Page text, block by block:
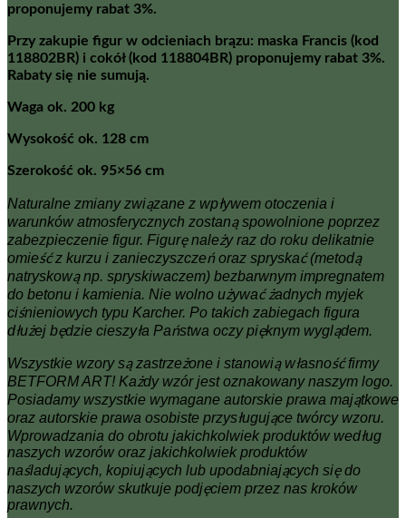
proponujemy rabat 3%.
Przy zakupie figur w odcieniach brązu: maska Francis (kod
118802BR) i cokół (kod 118804BR) proponujemy rabat 3%.
Rabaty się nie sumują.
Waga ok. 200 kg
Wysokość ok. 128 cm
Szerokość ok. 95×56 cm
Naturalne zmiany związane z wpływem otoczenia i
warunków atmosferycznych zostaną spowolnione poprzez
zabezpieczenie figur. Figurę należy raz do roku delikatnie
omieść z kurzu i zanieczyszczeń oraz spryskać (metodą
natryskową np. spryskiwaczem) bezbarwnym impregnatem
do betonu i kamienia. Nie wolno używać żadnych myjek
ciśnieniowych typu Karcher. Po takich zabiegach figura
dłużej będzie cieszyła Państwa oczy pięknym wyglądem.
Wszystkie wzory są zastrzeżone i stanowią własność firmy
BETFORM ART! Każdy wzór jest oznakowany naszym logo.
Posiadamy wszystkie wymagane autorskie prawa majątkowe
oraz autorskie prawa osobiste przysługujące twórcy wzoru.
Wprowadzania do obrotu jakichkolwiek produktów według
naszych wzorów oraz jakichkolwiek produktów
naśladujących, kopiujących lub upodabniających się do
naszych wzorów skutkuje podjęciem przez nas kroków
prawnych.